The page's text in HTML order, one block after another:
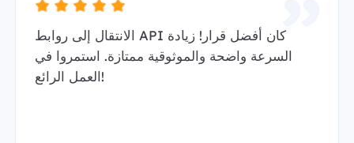
الانتقال إلى روابط API كان أفضل قرار! زيادة
السرعة واضحة والموثوقية ممتازة. استمروا في
العمل الرائع!